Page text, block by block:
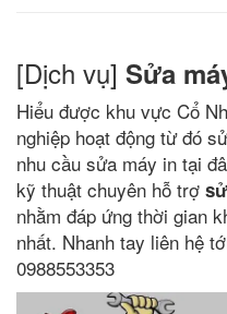
[Dịch vụ] Sửa
Hiểu được khu vực Cổ
nghiệp hoạt động từ đó
nhu cầu sửa máy in tại
kỹ thuật chuyên hỗ trợ
nhằm đáp ứng thời gian
nhất. Nhanh tay liên hệ
0988553353